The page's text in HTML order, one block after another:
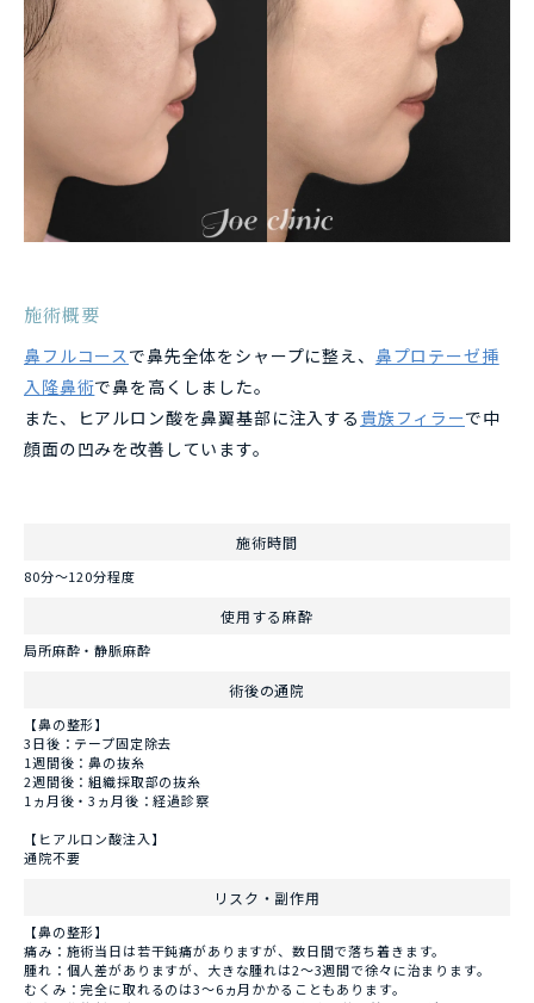
施術概要
鼻フルコースで鼻先全体をシャープに整え、 鼻プロテーゼ挿
入隆鼻術で鼻を高くしました。
また、ヒアルロン酸を鼻翼基部に注入する 貴族フィラーで中
顔面の凹みを改善しています。
施術時間
80分〜120分程度
使用する麻酔
局所麻酔・静脈麻酔
術後の通院
【鼻の整形】
3日後：テープ固定除去
1週間後：鼻の抜糸
2週間後：組織採取部の抜糸
1ヵ月後・3ヵ月後：経過診察
【ヒアルロン酸注入】
通院不要
リスク・副作用
【鼻の整形】
痛み：施術当日は若干鈍痛がありますが、数日間で落ち着きます。
腫れ：個人差がありますが、大きな腫れは2～3週間で徐々に治まります。
むくみ：完全に取れるのは3～6ヵ月かかることもあります。